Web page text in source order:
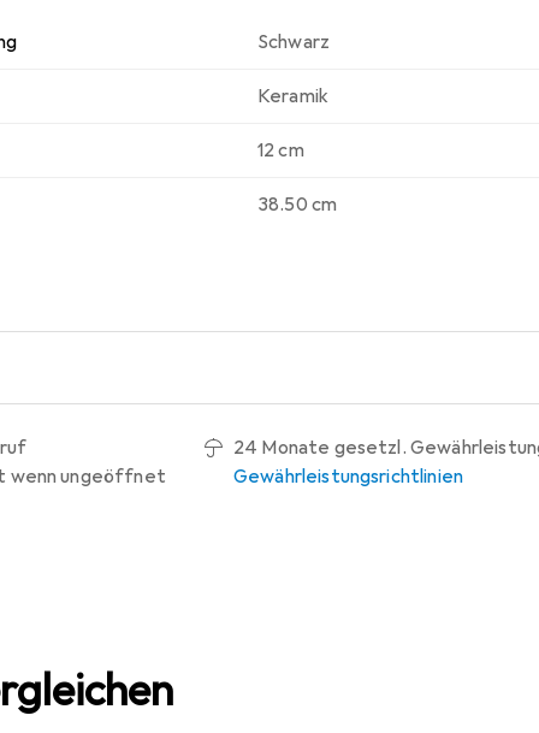
Schwarz
Keramik
12 cm
38.50 cm
wenn ungeöffnet
24 Monate gesetzl.
Gewährleistungsrichtlinien